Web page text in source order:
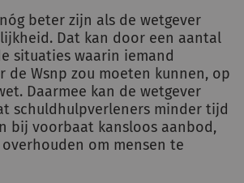
beter zijn als de wetgever
Dat kan door een aantal
situaties waarin iemand
de Wsnp zou moeten kunnen, op
Daarmee kan de wetgever
schuldhulpverleners minder tijd
bij voorbaat kansloos aanbod,
om mensen te